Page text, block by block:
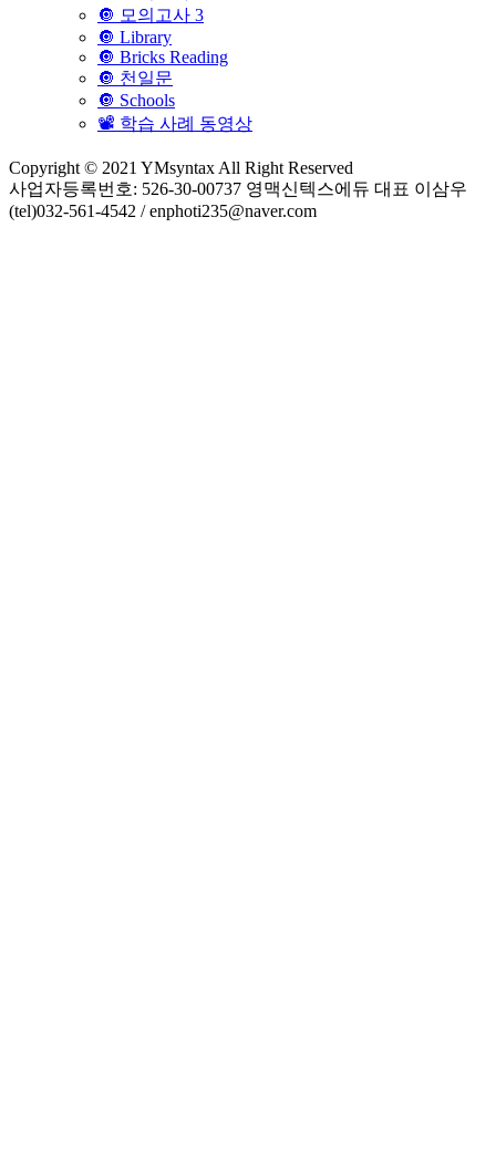
🔘 모의고사 3
🔘 Library
🔘 Bricks Reading
🔘 천일문
🔘 Schools
📽 학습 사례 동영상
Copyright © 2021 YMsyntax All Right Reserved
사업자등록번호: 526-30-00737 영맥신텍스에듀 대표 이삼우
(tel)032-561-4542 / enphoti235@naver.com